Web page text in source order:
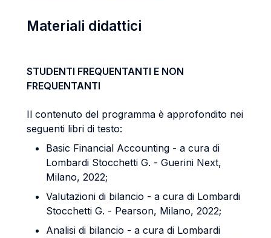
Materiali didattici
STUDENTI FREQUENTANTI E NON
FREQUENTANTI
Il contenuto del programma è approfondito nei
seguenti libri di testo:
Basic Financial Accounting - a cura di
Lombardi Stocchetti G. - Guerini Next,
Milano, 2022;
Valutazioni di bilancio - a cura di Lombardi
Stocchetti G. - Pearson, Milano, 2022;
Analisi di bilancio - a cura di Lombardi